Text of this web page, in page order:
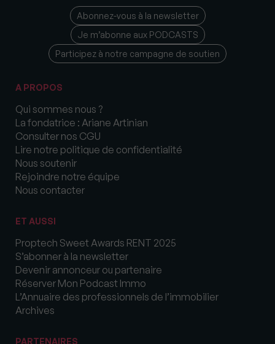
Abonnez-vous à la newsletter
Je m’abonne aux PODCASTS
Participez à notre campagne de soutien
A PROPOS
Qui sommes nous ?
La fondatrice : Ariane Artinian
Consulter nos CGU
Lire notre politique de confidentialité
Nous soutenir
Rejoindre notre équipe
Nous contacter
ET AUSSI
Proptech Sweet Awards RENT 2025
S’abonner à la newsletter
Devenir annonceur ou partenaire
Réserver Mon Podcast Immo
L’Annuaire des professionnels de l’immobilier
Archives
PARTENAIRES